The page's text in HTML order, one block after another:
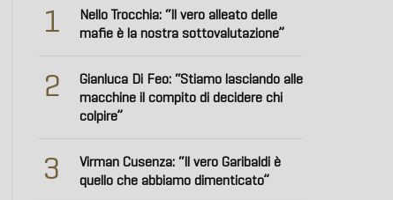
1
Nello Trocchia: “Il vero alleato delle
mafie è la nostra sottovalutazione”
2
Gianluca Di Feo: “Stiamo lasciando alle
macchine il compito di decidere chi
colpire”
3
Virman Cusenza: “Il vero Garibaldi è
quello che abbiamo dimenticato”